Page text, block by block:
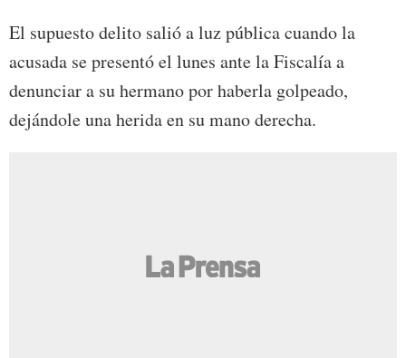
El supuesto delito salió a luz pública cuando la
acusada se presentó el lunes ante la Fiscalía a
denunciar a su hermano por haberla golpeado,
dejándole una herida en su mano derecha.